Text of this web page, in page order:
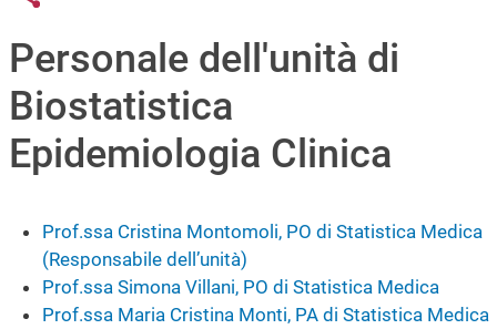
Personale dell'unità di
Biostatistica
Epidemiologia Clinica
Prof.ssa Cristina Montomoli, PO di Statistica Medica
(Responsabile dell’unità)
Prof.ssa Simona Villani, PO di Statistica Medica
Prof.ssa Maria Cristina Monti, PA di Statistica Medica